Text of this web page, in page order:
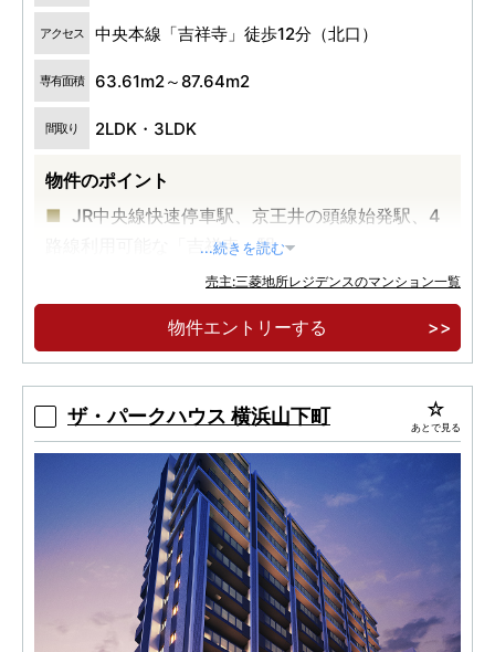
アクセス 中央本線「吉祥寺」徒歩12分（北口）
専有面積 63.61m2～87.64m2
間取り 2LDK・3LDK
物件のポイント
JR中央線快速停車駅、京王井の頭線始発駅、4
路線利用可能な「吉祥寺」駅
3LDK中心・平均78m2超、内廊下設計・19タ
イプの豊富なプラン、ゆとりある全35邸
実際の建物を見学・体感していただける「完成
...続きを読む
売主:三菱地所レジデンスのマンション一覧
物件エントリーする
ザ・パークハウス 横浜山下町 あとで見る